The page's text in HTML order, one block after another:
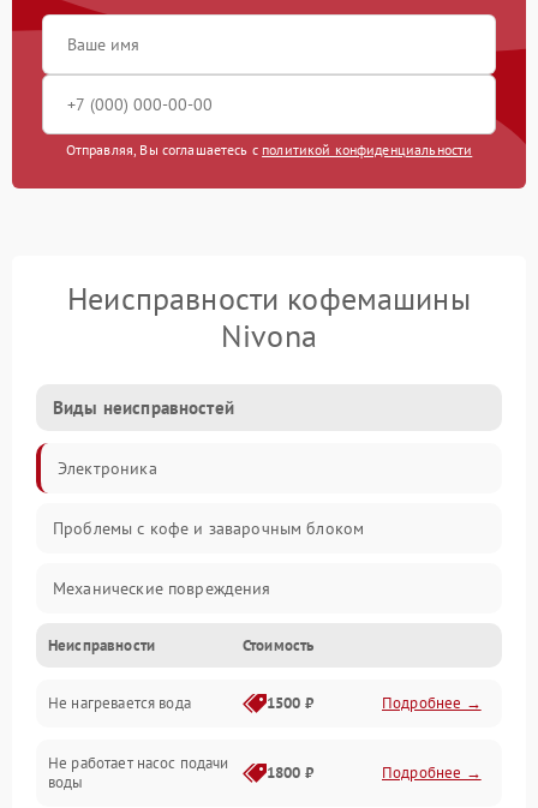
Отправляя, Вы соглашаетесь с политикой конфиденциальности
Неисправности кофемашины
Nivona
Виды неисправностей
Электроника
Проблемы с кофе и заварочным блоком
Механические повреждения
Прочие неисправности
Включение и работа
Проблемы с водой
Неисправности Стоимость
Не нагревается вода 1500 ₽ Подробнее →
Не работает насос подачи
воды
1800 ₽ Подробнее →